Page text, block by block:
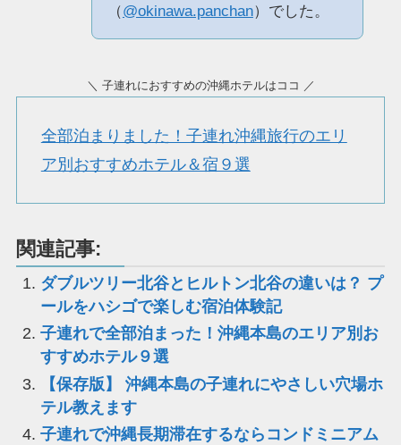
（@okinawa.panchan）でした。
＼ 子連れにおすすめの沖縄ホテルはココ ／
全部泊まりました！子連れ沖縄旅行のエリ
ア別おすすめホテル＆宿９選
関連記事:
ダブルツリー北谷とヒルトン北谷の違いは？ プ
ールをハシゴで楽しむ宿泊体験記
子連れで全部泊まった！沖縄本島のエリア別お
すすめホテル９選
【保存版】 沖縄本島の子連れにやさしい穴場ホ
テル教えます
子連れで沖縄長期滞在するならコンドミニアム